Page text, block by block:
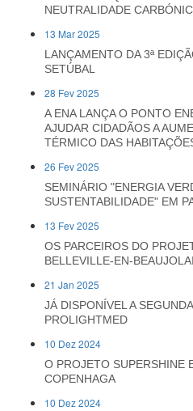
NEUTRALIDADE
13 Mar 2025
LANÇAMENTO DA 3ª
SETÚBAL
28 Fev 2025
A ENA LANÇA O PONTO
AJUDAR CIDADÃOS A
TÉRMICO DAS
26 Fev 2025
SEMINÁRIO "ENERGIA
SUSTENTABILIDADE" EM
13 Fev 2025
OS PARCEIROS DO
BELLEVILLE-EN-
21 Jan 2025
JÁ DISPONÍVEL A
PROLIGHTMED
10 Dez 2024
O PROJETO SUPERSHINE
COPENHAGA
10 Dez 2024